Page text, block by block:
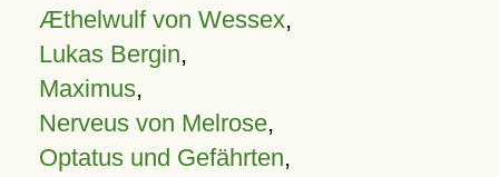
Æthelwulf von Wessex,
Lukas Bergin,
Maximus,
Nerveus von Melrose,
Optatus und Gefährten,